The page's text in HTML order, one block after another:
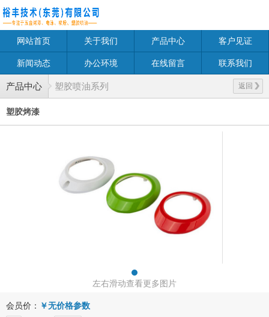
网站首页 关于我们 产品中心 客户见证
新闻动态 办公环境 在线留言 联系我们
产品中心 返回
塑胶喷油系列
塑胶烤漆
左右滑动查看更多图片
会员价： ￥无价格参数